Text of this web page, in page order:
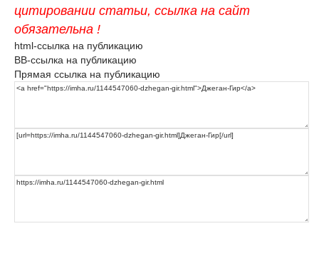
цитировании статьи, ссылка на сайт
обязательна !
html-ссылка на публикацию
BB-ссылка на публикацию
Прямая ссылка на публикацию